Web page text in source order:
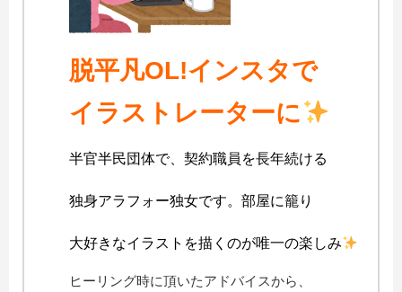
脱平凡OL!インスタで
イラストレーターに
半官半民団体で、契約職員を長年続ける
独身アラフォー独女です。部屋に籠り
大好きなイラストを描くのが唯一の楽しみ
ヒーリング時に頂いたアドバイスから、